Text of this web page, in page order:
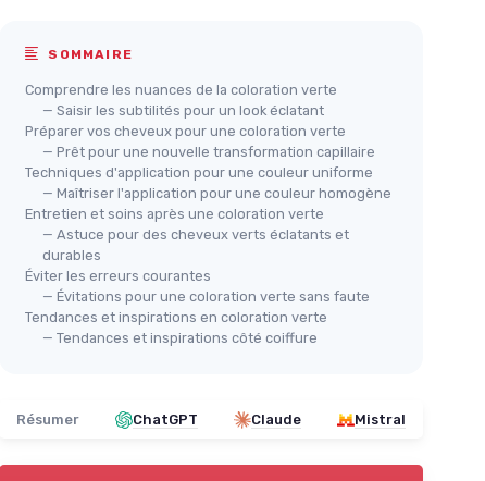
SOMMAIRE
Comprendre les nuances de la coloration verte
— Saisir les subtilités pour un look éclatant
Préparer vos cheveux pour une coloration verte
— Prêt pour une nouvelle transformation capillaire
Techniques d'application pour une couleur uniforme
— Maîtriser l'application pour une couleur homogène
Entretien et soins après une coloration verte
— Astuce pour des cheveux verts éclatants et
durables
Éviter les erreurs courantes
— Évitations pour une coloration verte sans faute
Tendances et inspirations en coloration verte
— Tendances et inspirations côté coiffure
Résumer ChatGPT Claude Mistral